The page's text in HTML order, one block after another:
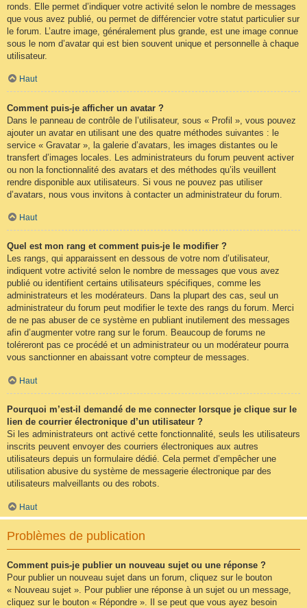
ronds. Elle permet d’indiquer votre activité selon le nombre de messages
que vous avez publié, ou permet de différencier votre statut particulier sur
le forum. L’autre image, généralement plus grande, est une image connue
sous le nom d’avatar qui est bien souvent unique et personnelle à chaque
utilisateur.
Haut
Comment puis-je afficher un avatar ?
Dans le panneau de contrôle de l’utilisateur, sous « Profil », vous pouvez
ajouter un avatar en utilisant une des quatre méthodes suivantes : le
service « Gravatar », la galerie d’avatars, les images distantes ou le
transfert d’images locales. Les administrateurs du forum peuvent activer
ou non la fonctionnalité des avatars et des méthodes qu’ils veuillent
rendre disponible aux utilisateurs. Si vous ne pouvez pas utiliser
d’avatars, nous vous invitons à contacter un administrateur du forum.
Haut
Quel est mon rang et comment puis-je le modifier ?
Les rangs, qui apparaissent en dessous de votre nom d’utilisateur,
indiquent votre activité selon le nombre de messages que vous avez
publié ou identifient certains utilisateurs spécifiques, comme les
administrateurs et les modérateurs. Dans la plupart des cas, seul un
administrateur du forum peut modifier le texte des rangs du forum. Merci
de ne pas abuser de ce système en publiant inutilement des messages
afin d’augmenter votre rang sur le forum. Beaucoup de forums ne
toléreront pas ce procédé et un administrateur ou un modérateur pourra
vous sanctionner en abaissant votre compteur de messages.
Haut
Pourquoi m’est-il demandé de me connecter lorsque je clique sur le
lien de courrier électronique d’un utilisateur ?
Si les administrateurs ont activé cette fonctionnalité, seuls les utilisateurs
inscrits peuvent envoyer des courriers électroniques aux autres
utilisateurs depuis un formulaire dédié. Cela permet d’empêcher une
utilisation abusive du système de messagerie électronique par des
utilisateurs malveillants ou des robots.
Haut
Problèmes de publication
Comment puis-je publier un nouveau sujet ou une réponse ?
Pour publier un nouveau sujet dans un forum, cliquez sur le bouton
« Nouveau sujet ». Pour publier une réponse à un sujet ou un message,
cliquez sur le bouton « Répondre ». Il se peut que vous ayez besoin